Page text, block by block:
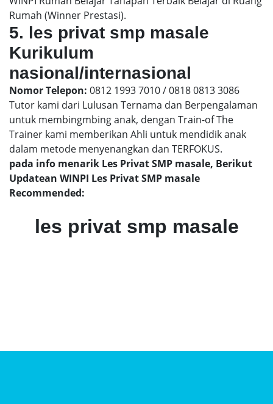
Rumah (Winner Prestasi).
5. les privat smp masale
Kurikulum
nasional/internasional
Nomor Telepon: 0812 1993 7010 / 0818 0813 3086
Tutor kami dari Lulusan Ternama dan Berpengalaman
untuk membingmbing anak, dengan Train-of The
Trainer kami memberikan Ahli untuk mendidik anak
dalam metode menyenangkan dan TERFOKUS.
pada info menarik Les Privat SMP masale, Berikut
Updatean WINPI Les Privat SMP masale
Recommended:
les privat smp masale